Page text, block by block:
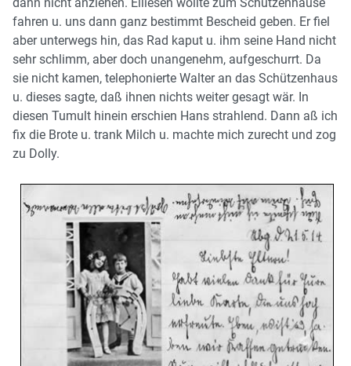
dann nicht anziehen. Elliesen wollte zum Schützenhause
fahren u. uns dann ganz bestimmt Bescheid geben. Er fiel
aber unterwegs hin, das Rad kaput u. ihm seine Hand nicht
sehr schlimm, aber doch unangenehm, aufgeschurrt. Da
sie nicht kamen, telephonierte Walter an das Schützenhaus
u. dieses sagte, daß ihnen nichts weiter gesagt wär. In
diesen Tumult hinein erschien Hans strahlend. Dann aß ich
fix die Brote u. trank Milch u. machte mich zurecht und zog
zu Dolly.